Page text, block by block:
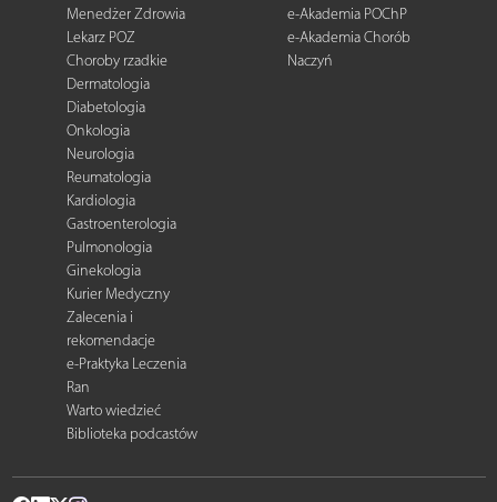
Menedżer Zdrowia
Lekarz POZ
Choroby rzadkie
Dermatologia
Diabetologia
Onkologia
Neurologia
Reumatologia
Kardiologia
Gastroenterologia
Pulmonologia
Ginekologia
Kurier Medyczny
Zalecenia i
rekomendacje
e-Praktyka Leczenia
Ran
Warto wiedzieć
Biblioteka podcastów
e-Akademia POChP
e-Akademia Chorób
Naczyń